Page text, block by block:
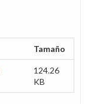
Tamaño
124.26
KB